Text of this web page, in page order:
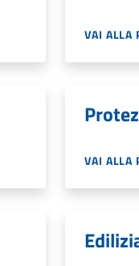
VAI ALLA
VAI ALLA